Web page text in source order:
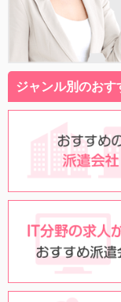
ジャンル別のおす